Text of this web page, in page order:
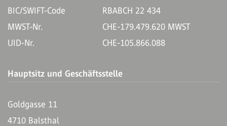
BIC/SWIFT-Code
RBABCH 22 434
MWST-Nr.
CHE-179.479.620 MWST
UID-Nr.
CHE-105.866.088
Hauptsitz und Geschäftsstelle
Goldgasse 11
4710 Balsthal